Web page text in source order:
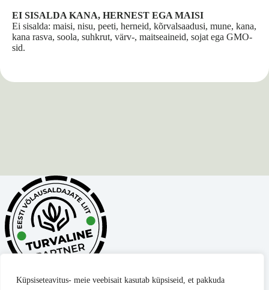
Küpsiseteavitus- meie veebisait kasutab küpsiseid, et pakkuda
EI SISALDA KANA, HERNEST EGA MAISI
Ei sisalda: maisi, nisu, peeti, herneid, kõrvalsaadusi, mune, kana,
kana rasva, soola, suhkrut, värv-, maitseaineid, sojat ega GMO-
sid.